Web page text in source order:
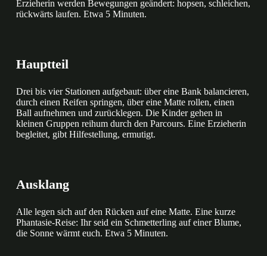
Erzieherin werden Bewegungen geändert: hopsen, schleichen,
rückwärts laufen. Etwa 5 Minuten.
Hauptteil
Drei bis vier Stationen aufgebaut: über eine Bank balancieren,
durch einen Reifen springen, über eine Matte rollen, einen
Ball aufnehmen und zurücklegen. Die Kinder gehen in
kleinen Gruppen reihum durch den Parcours. Eine Erzieherin
begleitet, gibt Hilfestellung, ermutigt.
Ausklang
Alle legen sich auf den Rücken auf eine Matte. Eine kurze
Phantasie-Reise: Ihr seid ein Schmetterling auf einer Blume,
die Sonne wärmt euch. Etwa 5 Minuten.